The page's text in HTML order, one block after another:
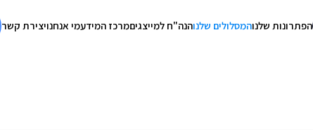
הפתרונות שלנוהמסלולים שלנוהנה"ח למייצגיםמרכז המידעמי אנחנויצירת קשר